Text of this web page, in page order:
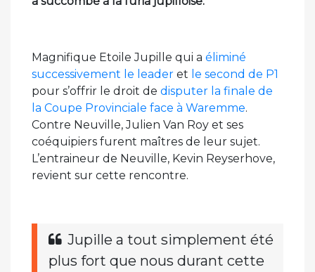
Magnifique Etoile Jupille qui a éliminé
successivement le leader et le second de P1
pour s’offrir le droit de disputer la finale de
la Coupe Provinciale face à Waremme.
Contre Neuville, Julien Van Roy et ses
coéquipiers furent maîtres de leur sujet.
L’entraineur de Neuville, Kevin Reyserhove,
revient sur cette rencontre.
Jupille a tout simplement été
plus fort que nous durant cette